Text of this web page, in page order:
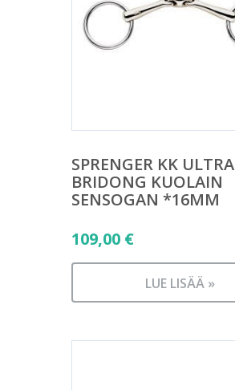
SPRENGER KK ULTRA
BRIDONG KUOLAIN
SENSOGAN *16MM
109,00 €
LUE LISÄÄ »